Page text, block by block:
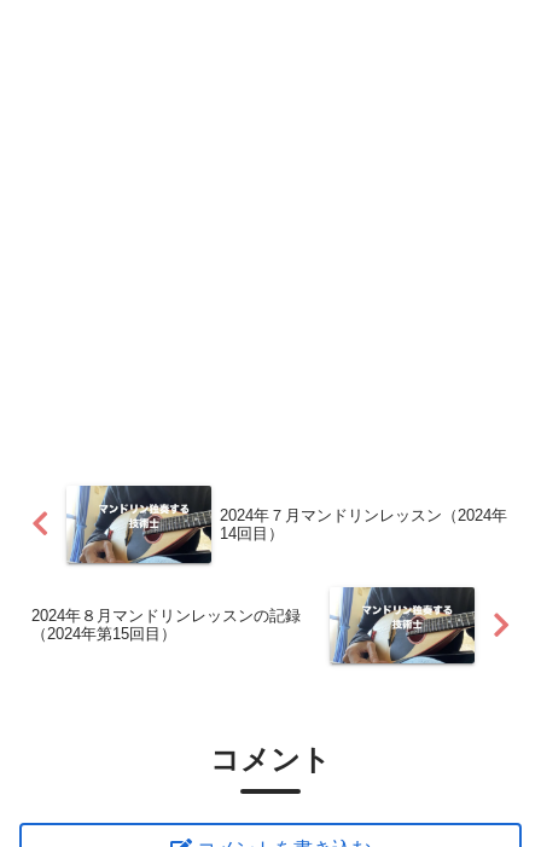
2024年７月マンドリンレッスン（2024年
14回目）
2024年８月マンドリンレッスンの記録
（2024年第15回目）
コメント